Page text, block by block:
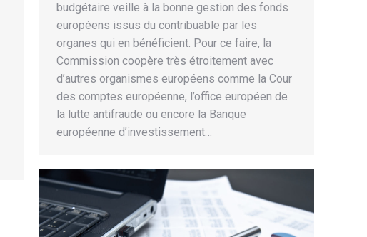
budgétaire veille à la bonne gestion des fonds
européens issus du contribuable par les
organes qui en bénéficient. Pour ce faire, la
Commission coopère très étroitement avec
d’autres organismes européens comme la Cour
des comptes européenne, l’office européen de
la lutte antifraude ou encore la Banque
européenne d’investissement…